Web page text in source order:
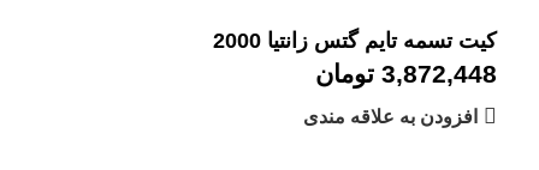
کیت تسمه تایم گتس زانتیا 2000
3,872,448 تومان
افزودن به علاقه مندی